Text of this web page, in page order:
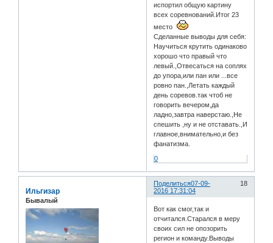
испортил общую картину
всех соревнований.Итог 23
место
Сделанные выводы для себя:
Научиться крутить одинаково
хорошо что правый что
левый.,Отвесаться на соплях
до упора,или пан или ...все
ровно пан.,Летать каждый
день соревов.так чтоб не
говорить вечером,да
ладно,завтра наверстаю.,Не
спешить ,ну и не отставать.,И
главное,внимательно,и без
фанатизма.
0
Поделиться 18
07-09-
2016 17:31:04
Ильгизар
Бывалый
Вот как смог,так и
отчитался.Старался в меру
своих сил не опозорить
регион и команду.Выводы